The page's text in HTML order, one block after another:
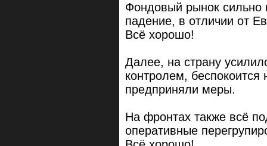
Фондовый рынок сильно
падение, в отличии от
Всё хорошо!
Далее, на страну
контролем,
предприняли меры.
На фронтах также всё
оперативные